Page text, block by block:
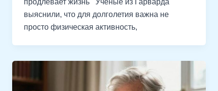
выяснили, что для долголетия важна не
просто физическая активность,